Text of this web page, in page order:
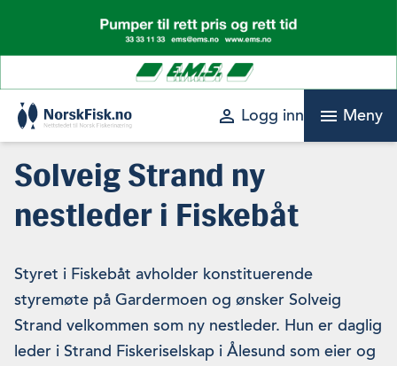
content
perm_identity Logg inn menu Meny
Solveig Strand ny
nestleder i Fiskebåt
Styret i Fiskebåt avholder konstituerende
styremøte på Gardermoen og ønsker Solveig
Strand velkommen som ny nestleder. Hun er daglig
leder i Strand Fiskeriselskap i Ålesund som eier og